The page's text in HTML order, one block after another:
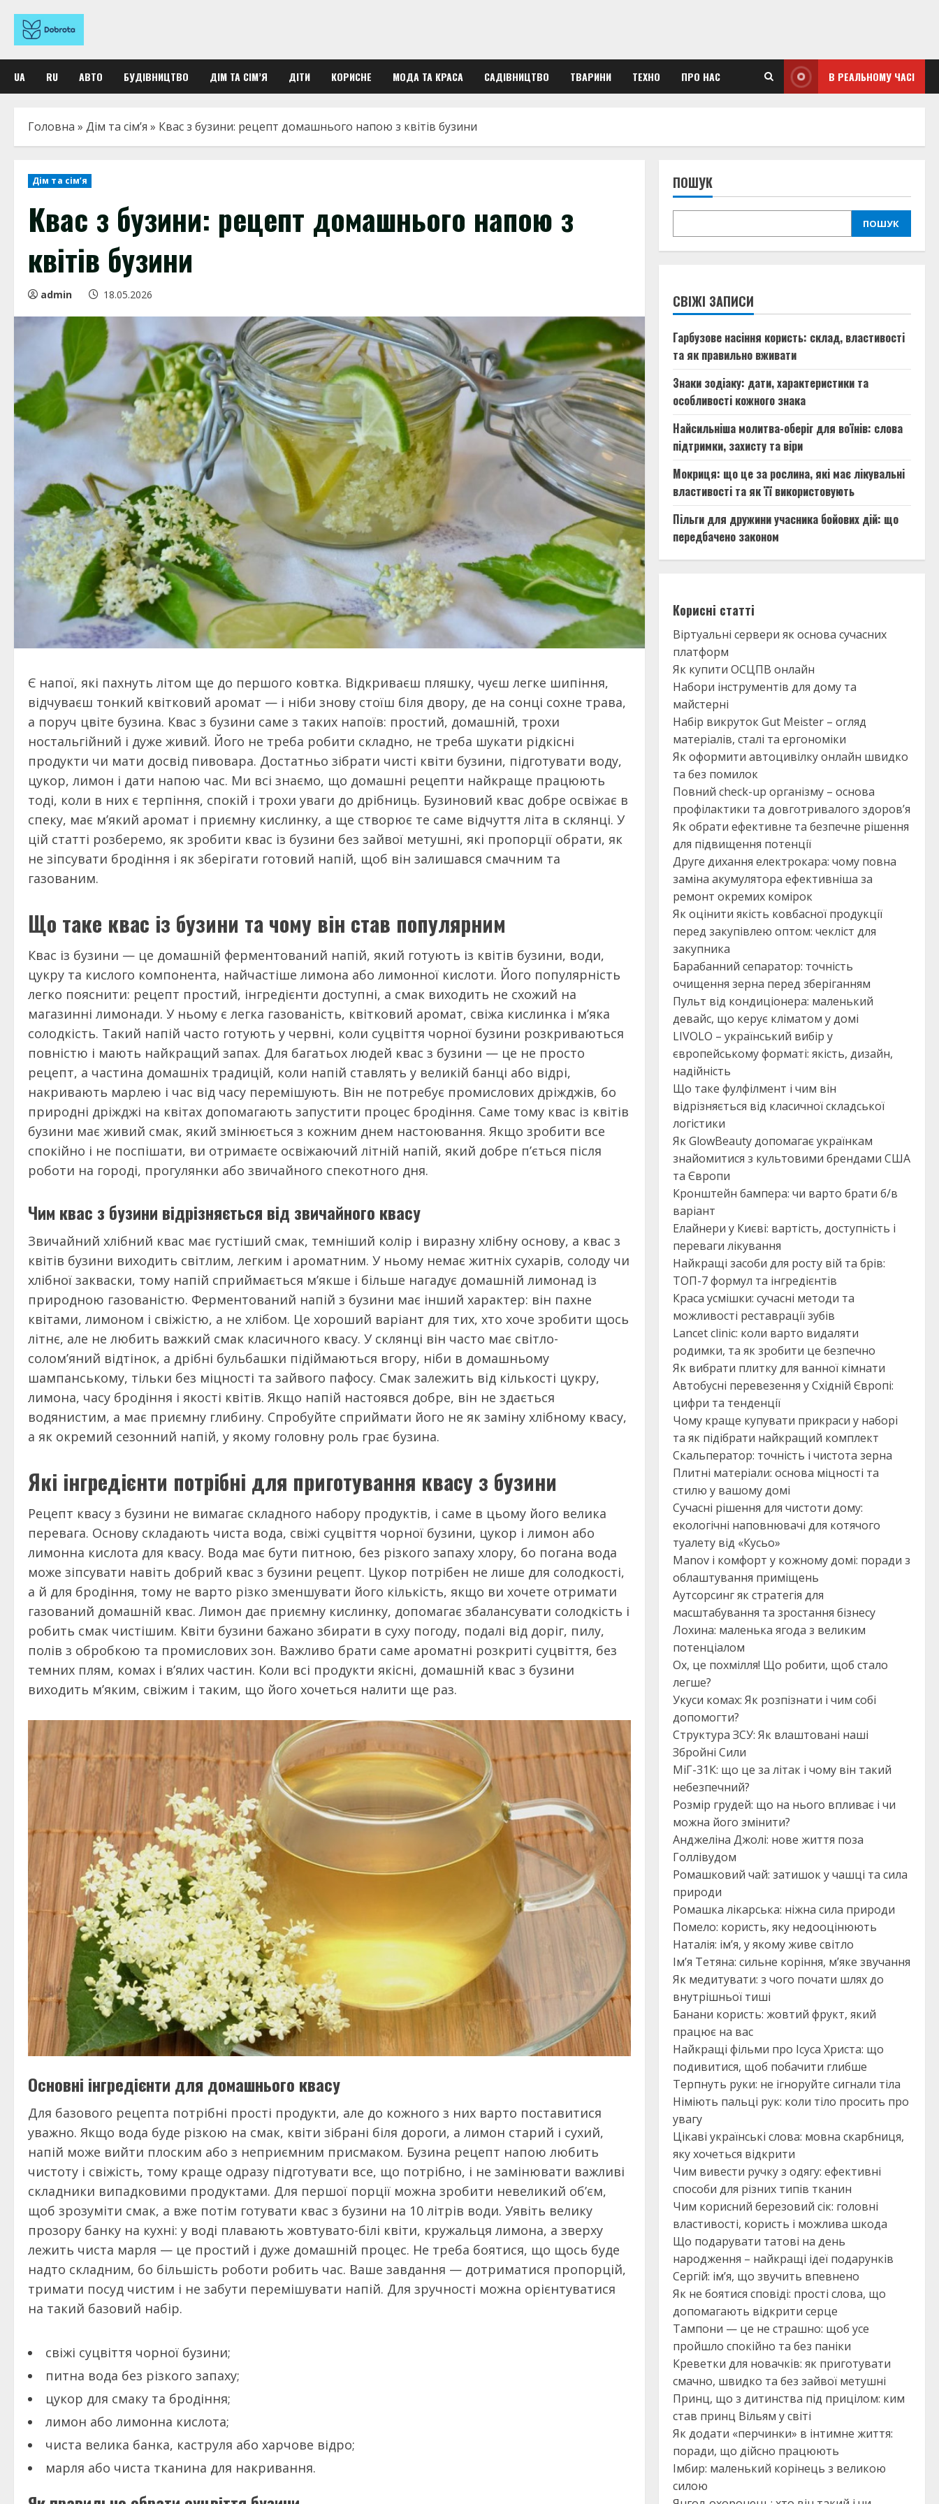
содержимому
UA RU АВТО БУДІВНИЦТВО ДІМ ТА СІМ’Я ДІТИ КОРИСНЕ МОДА ТА КРАСА САДІВНИЦТВО ТВАРИНИ ТЕХНО ПРО НАС В РЕАЛЬНОМУ ЧАСІ
Головна » Дім та сім’я » Квас з бузини: рецепт домашнього напою з квітів бузини
Дім та сім’я
Квас з бузини: рецепт домашнього напою з
квітів бузини
admin 18.05.2026
Є напої, які пахнуть літом ще до першого ковтка. Відкриваєш пляшку, чуєш легке шипіння,
відчуваєш тонкий квітковий аромат — і ніби знову стоїш біля двору, де на сонці сохне трава,
а поруч цвіте бузина. Квас з бузини саме з таких напоїв: простий, домашній, трохи
ностальгійний і дуже живий. Його не треба робити складно, не треба шукати рідкісні
продукти чи мати досвід пивовара. Достатньо зібрати чисті квіти бузини, підготувати воду,
цукор, лимон і дати напою час. Ми всі знаємо, що домашні рецепти найкраще працюють
тоді, коли в них є терпіння, спокій і трохи уваги до дрібниць. Бузиновий квас добре освіжає в
спеку, має м’який аромат і приємну кислинку, а ще створює те саме відчуття літа в склянці. У
цій статті розберемо, як зробити квас із бузини без зайвої метушні, які пропорції обрати, як
не зіпсувати бродіння і як зберігати готовий напій, щоб він залишався смачним та
газованим.
Що таке квас із бузини та чому він став популярним
Квас із бузини — це домашній ферментований напій, який готують із квітів бузини, води,
цукру та кислого компонента, найчастіше лимона або лимонної кислоти. Його популярність
легко пояснити: рецепт простий, інгредієнти доступні, а смак виходить не схожий на
магазинні лимонади. У ньому є легка газованість, квітковий аромат, свіжа кислинка і м’яка
солодкість. Такий напій часто готують у червні, коли суцвіття чорної бузини розкриваються
повністю і мають найкращий запах. Для багатьох людей квас з бузини — це не просто
рецепт, а частина домашніх традицій, коли напій ставлять у великій банці або відрі,
накривають марлею і час від часу перемішують. Він не потребує промислових дріжджів, бо
природні дріжджі на квітах допомагають запустити процес бродіння. Саме тому квас із квітів
бузини має живий смак, який змінюється з кожним днем настоювання. Якщо зробити все
спокійно і не поспішати, ви отримаєте освіжаючий літній напій, який добре п’ється після
роботи на городі, прогулянки або звичайного спекотного дня.
Чим квас з бузини відрізняється від звичайного квасу
Звичайний хлібний квас має густіший смак, темніший колір і виразну хлібну основу, а квас з
квітів бузини виходить світлим, легким і ароматним. У ньому немає житніх сухарів, солоду чи
хлібної закваски, тому напій сприймається м’якше і більше нагадує домашній лимонад із
природною газованістю. Ферментований напій з бузини має інший характер: він пахне
квітами, лимоном і свіжістю, а не хлібом. Це хороший варіант для тих, хто хоче зробити щось
літнє, але не любить важкий смак класичного квасу. У склянці він часто має світло-
солом’яний відтінок, а дрібні бульбашки підіймаються вгору, ніби в домашньому
шампанському, тільки без міцності та зайвого пафосу. Смак залежить від кількості цукру,
лимона, часу бродіння і якості квітів. Якщо напій настоявся добре, він не здається
водянистим, а має приємну глибину. Спробуйте сприймати його не як заміну хлібному квасу,
а як окремий сезонний напій, у якому головну роль грає бузина.
Які інгредієнти потрібні для приготування квасу з бузини
Рецепт квасу з бузини не вимагає складного набору продуктів, і саме в цьому його велика
перевага. Основу складають чиста вода, свіжі суцвіття чорної бузини, цукор і лимон або
лимонна кислота для квасу. Вода має бути питною, без різкого запаху хлору, бо погана вода
може зіпсувати навіть добрий квас з бузини рецепт. Цукор потрібен не лише для солодкості,
а й для бродіння, тому не варто різко зменшувати його кількість, якщо ви хочете отримати
газований домашній квас. Лимон дає приємну кислинку, допомагає збалансувати солодкість і
робить смак чистішим. Квіти бузини бажано збирати в суху погоду, подалі від доріг, пилу,
полів з обробкою та промислових зон. Важливо брати саме ароматні розкриті суцвіття, без
темних плям, комах і в’ялих частин. Коли всі продукти якісні, домашній квас з бузини
виходить м’яким, свіжим і таким, що його хочеться налити ще раз.
Основні інгредієнти для домашнього квасу
Для базового рецепта потрібні прості продукти, але до кожного з них варто поставитися
уважно. Якщо вода буде різкою на смак, квіти зібрані біля дороги, а лимон старий і сухий,
напій може вийти плоским або з неприємним присмаком. Бузина рецепт напою любить
чистоту і свіжість, тому краще одразу підготувати все, що потрібно, і не замінювати важливі
складники випадковими продуктами. Для першої порції можна зробити невеликий об’єм,
щоб зрозуміти смак, а вже потім готувати квас з бузини на 10 літрів води. Уявіть велику
прозору банку на кухні: у воді плавають жовтувато-білі квіти, кружальця лимона, а зверху
лежить чиста марля — це простий і дуже домашній процес. Не треба боятися, що щось буде
надто складним, бо більшість роботи робить час. Ваше завдання — дотриматися пропорцій,
тримати посуд чистим і не забути перемішувати напій. Для зручності можна орієнтуватися
на такий базовий набір.
свіжі суцвіття чорної бузини;
питна вода без різкого запаху;
цукор для смаку та бродіння;
лимон або лимонна кислота;
чиста велика банка, каструля або харчове відро;
марля або чиста тканина для накривання.
ПОШУК
ПОШУК
СВІЖІ ЗАПИСИ
Гарбузове насіння користь: склад, властивості
та як правильно вживати
Знаки зодіаку: дати, характеристики та
особливості кожного знака
Найсильніша молитва-оберіг для воїнів: слова
підтримки, захисту та віри
Мокриця: що це за рослина, які має лікувальні
властивості та як її використовують
Пільги для дружини учасника бойових дій: що
передбачено законом
Корисні статті
Віртуальні сервери як основа сучасних
платформ
Як купити ОСЦПВ онлайн
Набори інструментів для дому та
майстерні
Набір викруток Gut Meister – огляд
матеріалів, сталі та ергономіки
Як оформити автоцивілку онлайн швидко
та без помилок
Повний check-up організму – основа
профілактики та довготривалого здоров’я
Як обрати ефективне та безпечне рішення
для підвищення потенції
Друге дихання електрокара: чому повна
заміна акумулятора ефективніша за
ремонт окремих комірок
Як оцінити якість ковбасної продукції
перед закупівлею оптом: чекліст для
закупника
Барабанний сепаратор: точність
очищення зерна перед зберіганням
Пульт від кондиціонера: маленький
девайс, що керує кліматом у домі
LIVOLO – український вибір у
європейському форматі: якість, дизайн,
надійність
Що таке фулфілмент і чим він
відрізняється від класичної складської
логістики
Як GlowBeauty допомагає українкам
знайомитися з культовими брендами США
та Європи
Кронштейн бампера: чи варто брати б/в
варіант
Елайнери у Києві: вартість, доступність і
переваги лікування
Найкращі засоби для росту вій та брів:
ТОП-7 формул та інгредієнтів
Краса усмішки: сучасні методи та
можливості реставрації зубів
Lancet clinic: коли варто видаляти
родимки, та як зробити це безпечно
Як вибрати плитку для ванної кімнати
Автобусні перевезення у Східній Європі:
цифри та тенденції
Чому краще купувати прикраси у наборі
та як підібрати найкращий комплект
Скальператор: точність і чистота зерна
Плитні матеріали: основа міцності та
стилю у вашому домі
Сучасні рішення для чистоти дому:
екологічні наповнювачі для котячого
туалету від «Кусьо»
Manov і комфорт у кожному домі: поради з
облаштування приміщень
Аутсорсинг як стратегія для
масштабування та зростання бізнесу
Лохина: маленька ягода з великим
потенціалом
Ох, це похмілля! Що робити, щоб стало
легше?
Укуси комах: Як розпізнати і чим собі
допомогти?
Структура ЗСУ: Як влаштовані наші
Збройні Сили
МіГ-31К: що це за літак і чому він такий
небезпечний?
Розмір грудей: що на нього впливає і чи
можна його змінити?
Анджеліна Джолі: нове життя поза
Голлівудом
Ромашковий чай: затишок у чашці та сила
природи
Ромашка лікарська: ніжна сила природи
Помело: користь, яку недооцінюють
Наталія: ім’я, у якому живе світло
Ім’я Тетяна: сильне коріння, м’яке звучання
Як медитувати: з чого почати шлях до
внутрішньої тиші
Банани користь: жовтий фрукт, який
працює на вас
Найкращі фільми про Ісуса Христа: що
подивитися, щоб побачити глибше
Терпнуть руки: не ігноруйте сигнали тіла
Німіють пальці рук: коли тіло просить про
увагу
Цікаві українські слова: мовна скарбниця,
яку хочеться відкрити
Чим вивести ручку з одягу: ефективні
способи для різних типів тканин
Чим корисний березовий сік: головні
властивості, користь і можлива шкода
Що подарувати татові на день
народження – найкращі ідеї подарунків
Сергій: ім’я, що звучить впевнено
Як не боятися сповіді: прості слова, що
допомагають відкрити серце
Тампони — це не страшно: щоб усе
пройшло спокійно та без паніки
Креветки для новачків: як приготувати
смачно, швидко та без зайвої метушні
Принц, що з дитинства під прицілом: ким
став принц Вільям у світі
Як додати «перчинки» в інтимне життя:
поради, що дійсно працюють
Імбир: маленький корінець з великою
силою